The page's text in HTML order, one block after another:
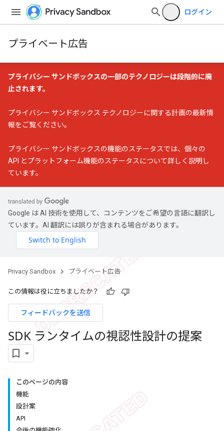
ログイン
プライベート広告
プライバシー サンドボックスの一部のテクノロジーは段階的に廃
止されます。
プライバシー サンドボックス テクノロジーに関する計画の最新情
報をご覧ください。
プライバシー サンドボックスの機能のステータスでは、個々の
API とプラットフォーム機能のステータスについて詳しく説明し
ています。
Google は AI 技術を使用して、コンテンツをご希望の言語に翻訳し
ています。AI 翻訳には誤りが含まれる場合があります。
Privacy Sandbox プライベート広告
この情報は役に立ちましたか？
フィードバックを送信
SDK ランタイムの視認性設計の提案
このページの内容
機能
設計案
API